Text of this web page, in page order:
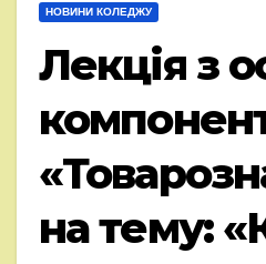
НОВИНИ КОЛЕДЖУ
Лекція з
на тему: